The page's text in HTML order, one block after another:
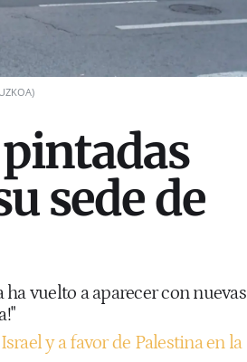
sede de
vuelto a aparecer con nuevas
y a favor de Palestina en la